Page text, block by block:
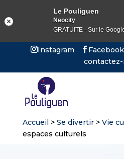
Instagram Facebook
Accueil> Se divertir> Vie
espaces culturels
Le Pouliguen
Neocity
GRATUITE - Sur le